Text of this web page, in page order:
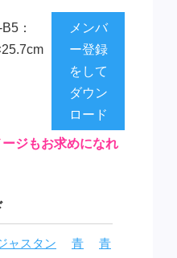
：
メンバ
ー登録
をして
ダウン
ロード
ジもお求めになれ
ャスタン 青
青